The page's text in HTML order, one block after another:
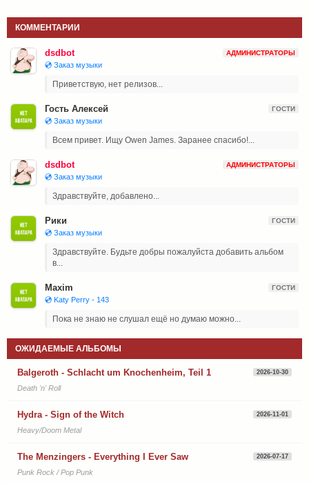
КОММЕНТАРИИ
dsdbot АДМИНИСТРАТОРЫ
💿 Заказ музыки
Приветствую, нет релизов...
Гость Алексей ГОСТИ
💿 Заказ музыки
Всем привет. Ищу Owen James. Заранее спасибо!...
dsdbot АДМИНИСТРАТОРЫ
💿 Заказ музыки
Здравствуйте, добавлено...
Рики ГОСТИ
💿 Заказ музыки
Здравствуйте. Будьте добры пожалуйста добавить альбом
в...
Maxim ГОСТИ
💿 Katy Perry - 143
Пока не знаю не слушал ещё но думаю можно...
ОЖИДАЕМЫЕ АЛЬБОМЫ
Balgeroth - Schlacht um Knochenheim, Teil 1 2026-10-30
Death 'n' Roll
Hydra - Sign of the Witch 2026-11-01
Heavy/Doom Metal
The Menzingers - Everything I Ever Saw 2026-07-17
Punk Rock / Pop Punk